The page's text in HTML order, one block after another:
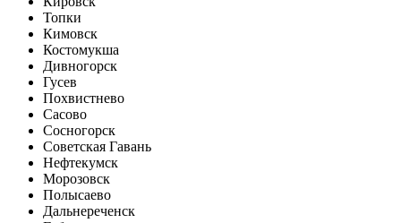
Топки
Кимовск
Костомукша
Дивногорск
Гусев
Похвистнево
Сасово
Сосногорск
Советская Гавань
Нефтекумск
Морозовск
Полысаево
Дальнереченск